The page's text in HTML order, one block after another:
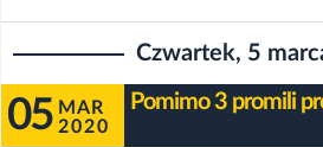
Czwartek, 5
05 MAR
2020
Pomimo 3 promili